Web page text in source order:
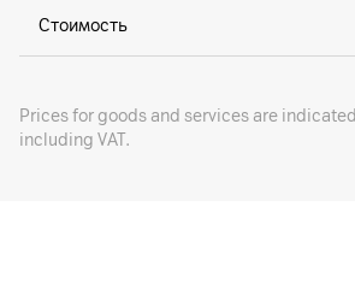
Стоимость
Prices for goods and services are
including VAT.